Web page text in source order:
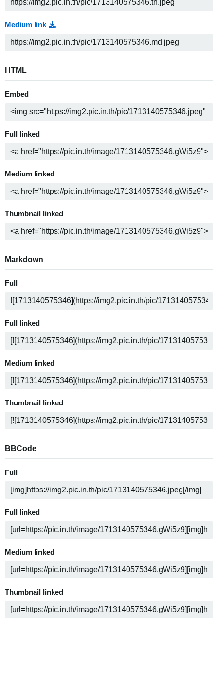
Medium link
HTML
Embed
Full linked
Medium linked
Thumbnail linked
Markdown
Full
Full linked
Medium linked
Thumbnail linked
BBCode
Full
Full linked
Medium linked
Thumbnail linked